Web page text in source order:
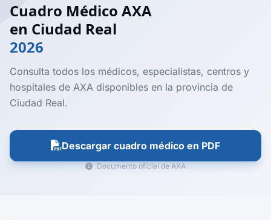
Cuadro Médico AXA
en Ciudad Real
2026
Consulta todos los médicos, especialistas, centros y
hospitales de AXA disponibles en la provincia de
Ciudad Real.
Descargar cuadro médico en PDF
Documento oficial de AXA